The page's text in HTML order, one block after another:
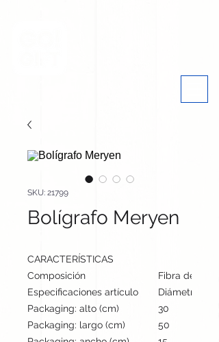
SKU: 21799
Bolígrafo Meryen
CARACTERÍSTICAS
Composición
Fibra de
Especificaciones artículo
Diámetro: 1
Packaging: alto (cm)
30
Packaging: largo (cm)
50